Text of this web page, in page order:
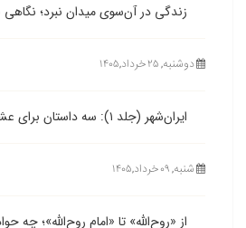
زندگی در آن‌سوی میدان نبرد؛
دوشنبه, ۲۵ خرداد,۱۴۰۵
ایران‌شهر (جلد ۱): سه داستان برای عشق به یک سرزمین
شنبه, ۰۹ خرداد,۱۴۰۵
از «روح‌الله» تا «امام روح‌الله»؛